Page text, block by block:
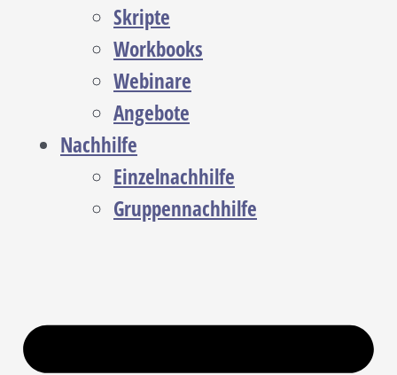
Skripte
Workbooks
Webinare
Angebote
Nachhilfe
Einzelnachhilfe
Gruppennachhilfe